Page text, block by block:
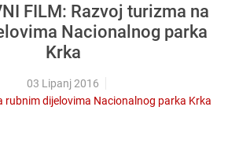
FILM: Razvoj turizma na
Nacionalnog parka
Krka
03 Lipanj 2016
rubnim dijelovima Nacionalnog parka Krka